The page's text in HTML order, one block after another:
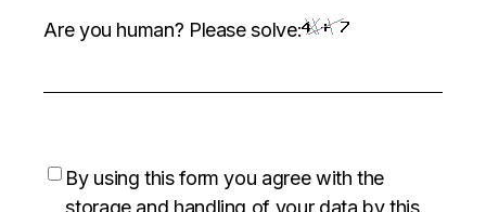
Are you human? Please solve:
By using this form you agree with the
storage and handling of your data by this